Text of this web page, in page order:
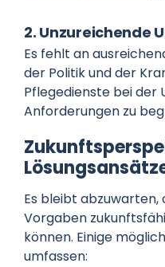
2. Unzureichende
Es fehlt an
der Politik und der
Pflegedienste bei der
Anforderungen zu
Es bleibt abzuwarten,
Vorgaben
können. Einige
umfassen: